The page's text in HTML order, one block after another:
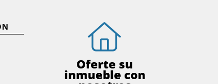
Oferte su
inmueble con